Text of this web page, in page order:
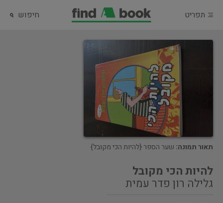
תפריט חיפוש
תאור תמונה: שער הספר {להיות הכי מקובל}
להיות הכי מקובל
גלילה רון פדר עמית